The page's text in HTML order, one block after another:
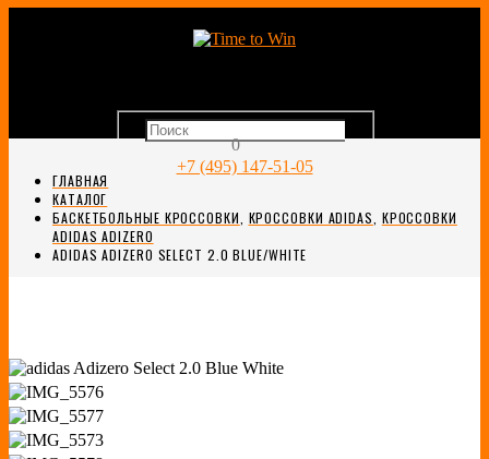
0
+7 (495) 147-51-05
ГЛАВНАЯ
КАТАЛОГ
БАСКЕТБОЛЬНЫЕ КРОССОВКИ КРОССОВКИ ADIDAS КРОССОВКИ
ADIDAS ADIZERO
ADIDAS ADIZERO SELECT 2.0 BLUE/WHITE